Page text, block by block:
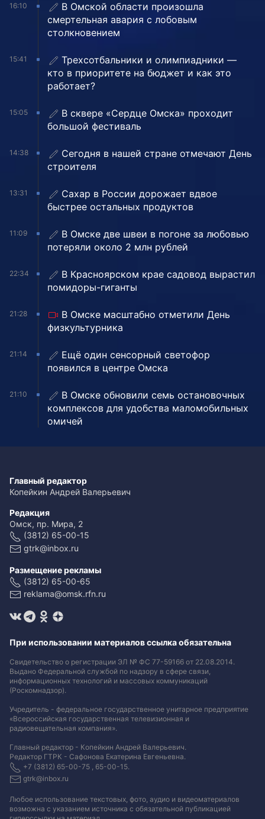
16:10
В Омской области произошла
смертельная авария с лобовым
столкновением
15:41
Трехсотбальники и олимпиадники —
кто в приоритете на бюджет и как это
работает?
15:05
В сквере «Сердце Омска» проходит
большой фестиваль
14:38
Сегодня в нашей стране отмечают День
строителя
13:31
Сахар в России дорожает вдвое
быстрее остальных продуктов
11:09
В Омске две швеи в погоне за любовью
потеряли около 2 млн рублей
22:34
В Красноярском крае садовод вырастил
помидоры-гиганты
21:28
В Омске масштабно отметили День
физкультурника
21:14
Ещё один сенсорный светофор
появился в центре Омска
21:10
В Омске обновили семь остановочных
комплексов для удобства маломобильных
омичей
Главный редактор
Копейкин Андрей Валерьевич
Редакция
Омск, пр. Мира, 2
(3812) 65-00-15
gtrk@inbox.ru
Размещение рекламы
(3812) 65-00-65
reklama@omsk.rfn.ru
При использовании материалов ссылка обязательна
Свидетельство о регистрации ЭЛ № ФС 77-59166 от 22.08.2014.
Выдано Федеральной службой по надзору в сфере связи,
информационных технологий и массовых коммуникаций
(Роскомнадзор).
Учредитель - федеральное государственное унитарное предприятие
«Всероссийская государственная телевизионная и
радиовещательная компания».
Главный редактор - Копейкин Андрей Валерьевич.
Редактор ГТРК - Сафонова Екатерина Евгеньевна.
+7 (3812) 65-00-75 , 65-00-15.
gtrk@inbox.ru
Любое использование текстовых, фото, аудио и видеоматериалов
возможна с указанием источника с обязательной публикацией